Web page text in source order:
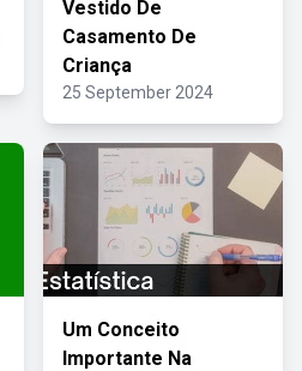
Vestido De
Casamento De
Criança
25 September 2024
Um Conceito
Importante Na